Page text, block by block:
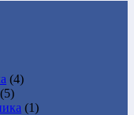
(4)
(5)
(1)